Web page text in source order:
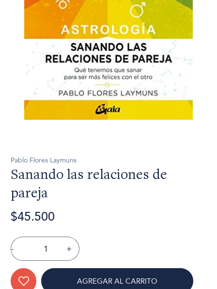
Pablo Flores Laymuns
Sanando las relaciones de
pareja
$45.500
- +
AGREGAR AL CARRITO